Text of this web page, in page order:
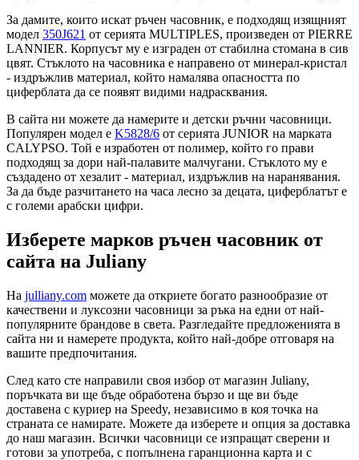
За дамите, които искат ръчен часовник, е подходящ изящният
модел 350J621 от серията MULTIPLES, произведен от PIERRE
LANNIER. Корпусът му е изграден от стабилна стомана в сив
цвят. Стъклото на часовника е направено от минерал-кристал
- издръжлив материал, който намалява опасността по
циферблата да се появят видими надрасквания.
В сайта ни можете да намерите и детски ръчни часовници.
Популярен модел е K5828/6 от серията JUNIOR на марката
CALYPSO. Той е изработен от полимер, който го прави
подходящ за дори най-палавите малчугани. Стъклото му е
създадено от хезалит - материал, издръжлив на наранявания.
За да бъде разчитането на часа лесно за децата, циферблатът е
с големи арабски цифри.
Изберете марков ръчен часовник от
сайта на Juliany
На julliany.com можете да откриете богато разнообразие от
качествени и луксозни часовници за ръка на едни от най-
популярните брандове в света. Разгледайте предложенията в
сайта ни и намерете продукта, който най-добре отговаря на
вашите предпочитания.
След като сте направили своя избор от магазин Juliany,
поръчката ви ще бъде обработена бързо и ще ви бъде
доставена с куриер на Speedy, независимо в коя точка на
страната се намирате. Можете да изберете и опция за доставка
до наш магазин. Всички часовници се изпращат сверени и
готови за употреба, с попълнена гаранционна карта и с